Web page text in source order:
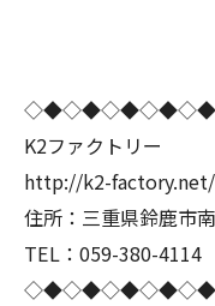
K2ファクトリー
http://k2-factory.net/
住所：三重県鈴鹿市
TEL：059-380-4114